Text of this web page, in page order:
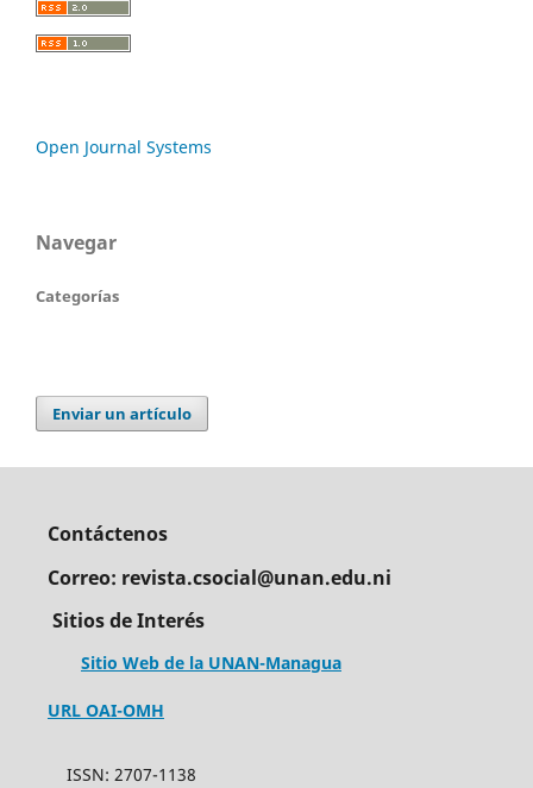
Open Journal Systems
Navegar
Categorías
Enviar un artículo
Contáctenos
Correo: revista.csocial@unan.edu.ni
Sitios de Interés
Sitio Web de la UNAN-Managua
URL OAI-OMH
ISSN: 2707-1138